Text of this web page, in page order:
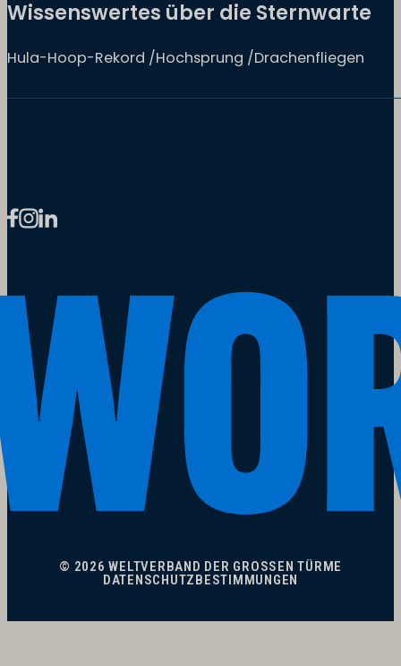
Wissenswertes über die Sternwarte
Hula-Hoop-Rekord /Hochsprung /Drachenfliegen
© 2026 WELTVERBAND DER GROSSEN TÜRME
DATENSCHUTZBESTIMMUNGEN